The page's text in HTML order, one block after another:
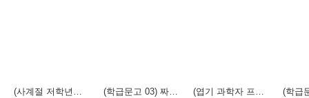
(사계절 저학년문고 21) 선생님은 모르는 게 너무 많아
(학급문고 03) 짜장 짬뽕 탕수육
(엽기 과학자 프래니 01) 도시락 괴물이 나타났다